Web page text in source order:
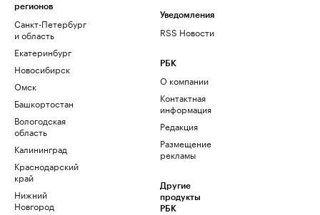
регионов
Санкт-Петербург
и область
Екатеринбург
Новосибирск
Омск
Башкортостан
Вологодская
область
Калининград
Краснодарский
край
Нижний
Новгород
Уведомления
RSS Новости
РБК
О компании
Контактная
информация
Редакция
Размещение
рекламы
Другие
продукты
РБК